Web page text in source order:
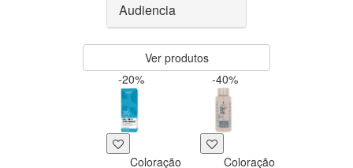
Audiencia
Ver produtos
-20%
Coloração
-40%
Coloração